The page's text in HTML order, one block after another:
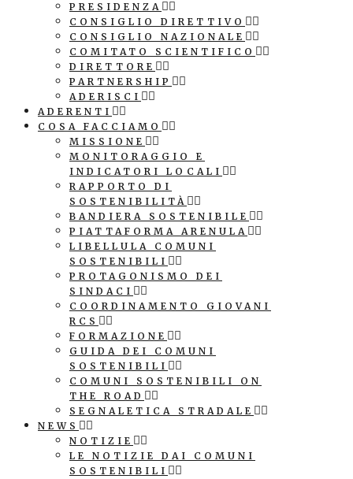
PRESIDENZA
CONSIGLIO DIRETTIVO
CONSIGLIO NAZIONALE
COMITATO SCIENTIFICO
DIRETTORE
PARTNERSHIP
ADERISCI
ADERENTI
COSA FACCIAMO
MISSIONE
MONITORAGGIO E
INDICATORI LOCALI
RAPPORTO DI
SOSTENIBILITÀ
BANDIERA SOSTENIBILE
PIATTAFORMA ARENULA
LIBELLULA COMUNI
SOSTENIBILI
PROTAGONISMO DEI
SINDACI
COORDINAMENTO GIOVANI
RCS
FORMAZIONE
GUIDA DEI COMUNI
SOSTENIBILI
COMUNI SOSTENIBILI ON
THE ROAD
SEGNALETICA STRADALE
NEWS
NOTIZIE
LE NOTIZIE DAI COMUNI
SOSTENIBILI